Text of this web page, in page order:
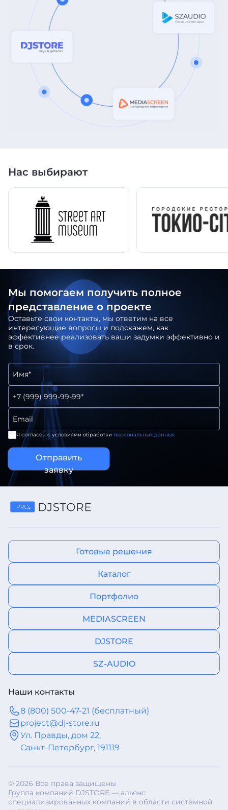
Нас выбирают
Мы помогаем получить полное
представление о проекте
Оставьте свои контакты, мы ответим на все
интересующие вопросы и подскажем, как
эффективнее реализовать ваши задумки эффективно и
в срок.
Я согласен с условиями обработки персональных данных
Отправить
заявку
Готовые решения
Каталог
Портфолио
MEDIASCREEN
DJSTORE
SZ-AUDIO
Наши контакты
8 (800) 500-47-21 (бесплатный)
project@dj-store.ru
Ул. Правды, дом 22,
Санкт-Петербург, 191119
© 2026 Все права защищены
Группа компаний DJSTORE — альянс
специализированных компаний в области системной